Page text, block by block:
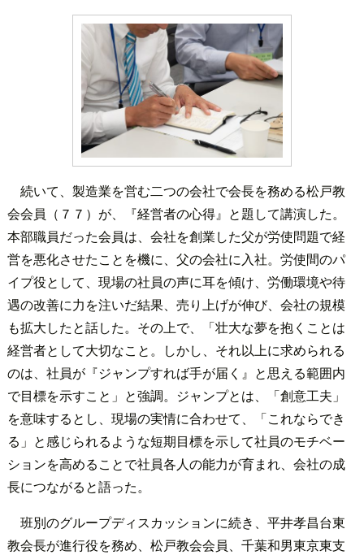
続いて、製造業を営む二つの会社で会長を務める松戸教
会会員（７７）が、『経営者の心得』と題して講演した。
本部職員だった会員は、会社を創業した父が労使問題で経
営を悪化させたことを機に、父の会社に入社。労使間のパ
イプ役として、現場の社員の声に耳を傾け、労働環境や待
遇の改善に力を注いだ結果、売り上げが伸び、会社の規模
も拡大したと話した。その上で、「壮大な夢を抱くことは
経営者として大切なこと。しかし、それ以上に求められる
のは、社員が『ジャンプすれば手が届く』と思える範囲内
で目標を示すこと」と強調。ジャンプとは、「創意工夫」
を意味するとし、現場の実情に合わせて、「これならでき
る」と感じられるような短期目標を示して社員のモチベー
ションを高めることで社員各人の能力が育まれ、会社の成
長につながると語った。
班別のグループディスカッションに続き、平井孝昌台東
教会長が進行役を務め、松戸教会会員、千葉和男東京東支